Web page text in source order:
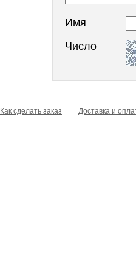
Имя
Число
Как сделать заказ Доставка и